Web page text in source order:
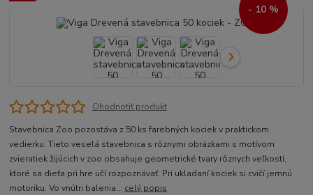
- 10 %
Ohodnotiť produkt
Stavebnica Zoo pozostáva z 50 ks farebných kociek v praktickom
vedierku. Tieto veselá stavebnica s rôznymi obrázkami s motívom
zvieratiek žijúcich v zoo obsahuje geometrické tvary rôznych veľkostí,
ktoré sa dieťa pri hre učí rozpoznávať. Pri ukladaní kociek si cvičí jemnú
motoriku. Vo vnútri balenia... celý popis